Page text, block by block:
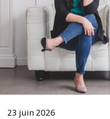
23 juin 2026